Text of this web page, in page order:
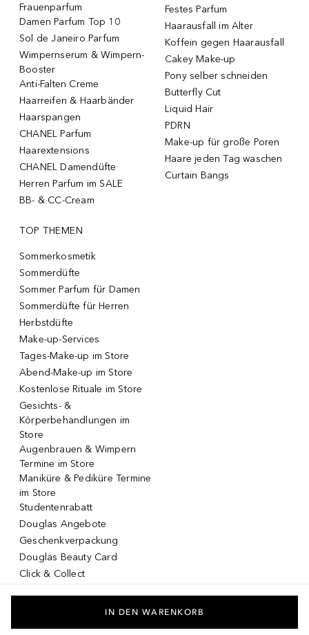
Frauenparfum
Damen Parfum Top 10
Sol de Janeiro Parfum
Wimpernserum & Wimpern-
Booster
Anti-Falten Creme
Haarreifen & Haarbänder
Haarspangen
CHANEL Parfum
Haarextensions
CHANEL Damendüfte
Herren Parfum im SALE
BB- & CC-Cream
Festes Parfum
Haarausfall im Alter
Koffein gegen Haarausfall
Cakey Make-up
Pony selber schneiden
Butterfly Cut
Liquid Hair
PDRN
Make-up für große Poren
Haare jeden Tag waschen
Curtain Bangs
TOP THEMEN
Sommerkosmetik
Sommerdüfte
Sommer Parfum für Damen
Sommerdüfte für Herren
Herbstdüfte
Make-up-Services
Tages-Make-up im Store
Abend-Make-up im Store
Kostenlose Rituale im Store
Gesichts- &
Körperbehandlungen im
Store
Augenbrauen & Wimpern
Termine im Store
Maniküre & Pediküre Termine
im Store
Studentenrabatt
Douglas Angebote
Geschenkverpackung
Douglas Beauty Card
Click & Collect
IN DEN WARENKORB